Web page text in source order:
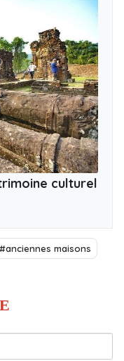
culturel
#anciennes maisons